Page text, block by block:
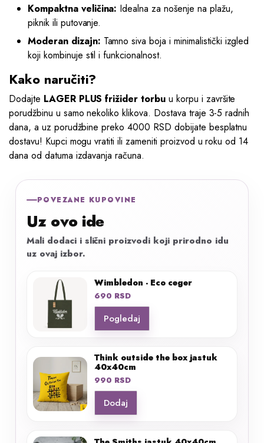
Kompaktna veličina: Idealna za nošenje na plažu,
piknik ili putovanje.
Moderan dizajn: Tamno siva boja i minimalistički izgled
koji kombinuje stil i funkcionalnost.
Kako naručiti?
Dodajte LAGER PLUS frižider torbu u korpu i završite
porudžbinu u samo nekoliko klikova. Dostava traje 3-5 radnih
dana, a uz porudžbine preko 4000 RSD dobijate besplatnu
dostavu! Kupci mogu vratiti ili zameniti proizvod u roku od 14
dana od datuma izdavanja računa.
POVEZANE KUPOVINE
Uz ovo ide
Mali dodaci i slični proizvodi koji prirodno idu
uz ovaj izbor.
Wimbledon - Eco ceger
690 RSD
Pogledaj
Think outside the box jastuk
40x40cm
990 RSD
Dodaj